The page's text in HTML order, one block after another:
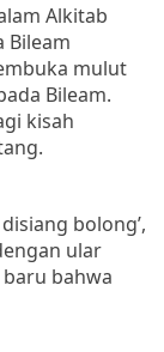
Alkitab
Bileam
mulut
Bileam.
kisah
bolong’,
ular
bahwa